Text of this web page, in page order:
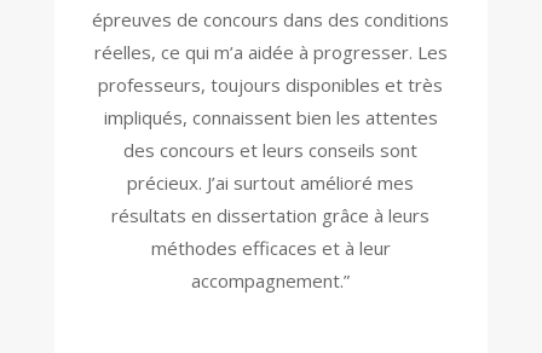
épreuves de concours dans des conditions
réelles, ce qui m’a aidée à progresser. Les
professeurs, toujours disponibles et très
impliqués, connaissent bien les attentes
des concours et leurs conseils sont
précieux. J’ai surtout amélioré mes
résultats en dissertation grâce à leurs
méthodes efficaces et à leur
accompagnement.”